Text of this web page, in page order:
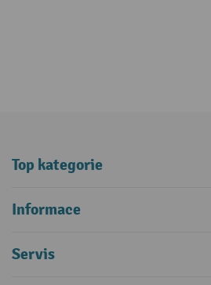
Top kategorie
Informace
Servis